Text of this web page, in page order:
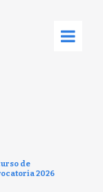
de
2026